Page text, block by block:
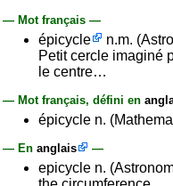
— Mot français —
épicycle
n.m.
Petit cercle imaginé
le centre…
— Mot français, défini en
épicycle n.
— En anglais —
epicycle n.